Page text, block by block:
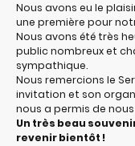
Nous avons eu le
une première pour
Nous avons été très
public nombreux et
sympathique.
Nous remercions le
invitation et son
nous a permis de
Un très beau
revenir bientôt !